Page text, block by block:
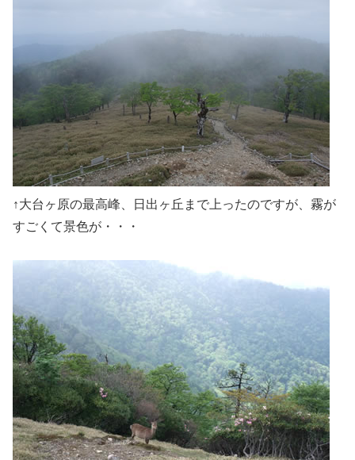
↑大台ヶ原の最高峰、日出ヶ丘まで上ったのですが、霧が
すごくて景色が・・・